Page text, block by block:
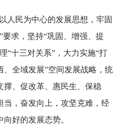
人民为中心的发展思想，牢固
求，坚持“巩固、增强、提
“十三对关系”，大力实施“打
全域发展”空间发展战略，统
撑、促改革、惠民生、保稳
当，奋发向上，攻坚克难，经
好的发展态势。